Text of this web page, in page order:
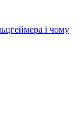
і чому